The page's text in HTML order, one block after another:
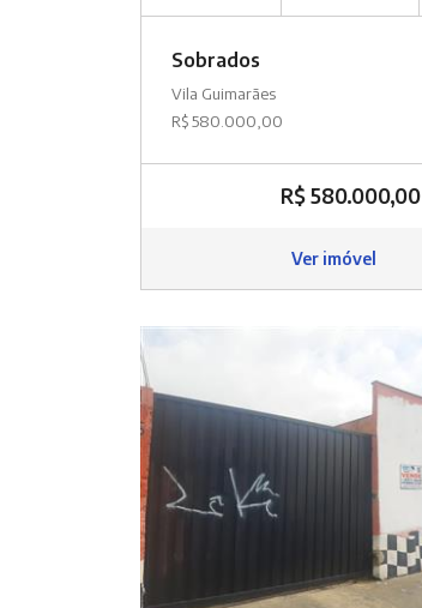
Sobrados
Vila Guimarães
R$ 580.000,00
R$ 580.000,00
Ver imóvel